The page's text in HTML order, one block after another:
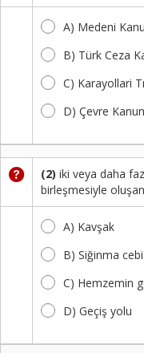
A) Medeni
B) Türk Ceza
C) Karayollari
D) Çevre
(2) iki veya daha
birleşmesiyle
A) Kavşak
B) Siğinma cebi
C) Hemzemin
D) Geçiş yolu
Kayıt
İletişim